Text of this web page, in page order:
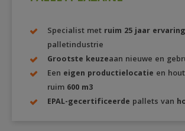
Specialist met ruim 25 jaar ervaring
palletindustrie
Grootste keuzeaan nieuwe en
Een eigen productielocatie en
ruim 600 m3
EPAL-gecertificeerde pallets van